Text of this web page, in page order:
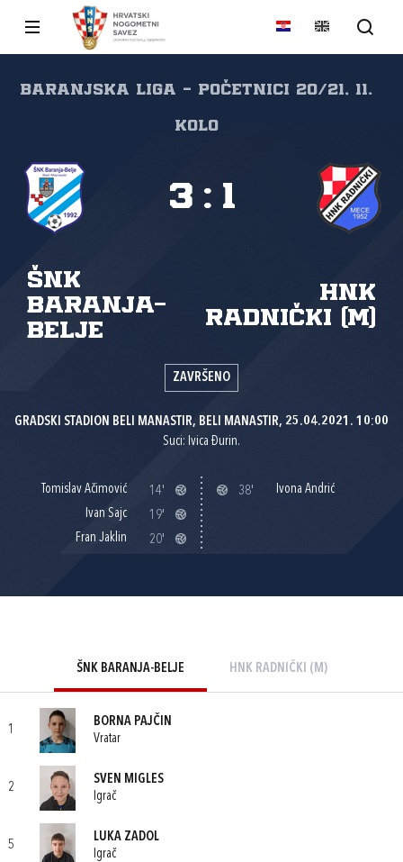
Baranjska liga - početnici 20/21, 11.
kolo
ŠNK
Baranja-
Belje
HNK
Radnički (M)
3 : 1
ZAVRŠENO
GRADSKI STADION BELI MANASTIR, BELI MANASTIR, 25.04.2021. 10:00
Suci: Ivica Đurin.
Tomislav Ačimović
14'
Ivan Sajc
19'
Fran Jaklin
20'
38' Ivona Andrić
ŠNK BARANJA-BELJE HNK RADNIČKI (M)
1
BORNA PAJČIN
Vratar
2
SVEN MIGLES
Igrač
5
LUKA ZADOL
Igrač